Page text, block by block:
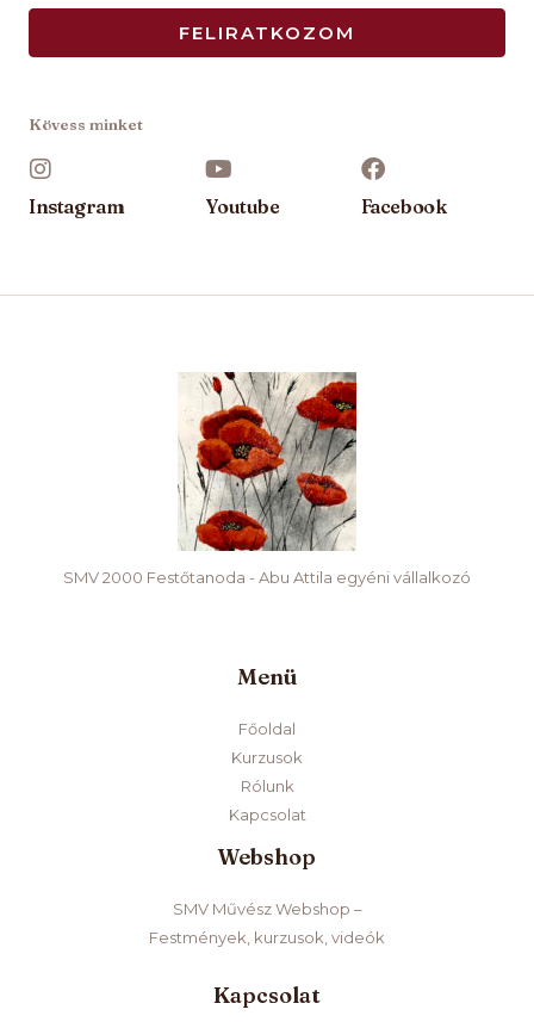
a
FELIRATKOZOM
Kövess minket
Instagram Youtube Facebook
SMV 2000 Festőtanoda - Abu Attila egyéni vállalkozó
Menü
Főoldal
Kurzusok
Rólunk
Kapcsolat
Webshop
SMV Művész Webshop –
Festmények, kurzusok, videók
Kapcsolat